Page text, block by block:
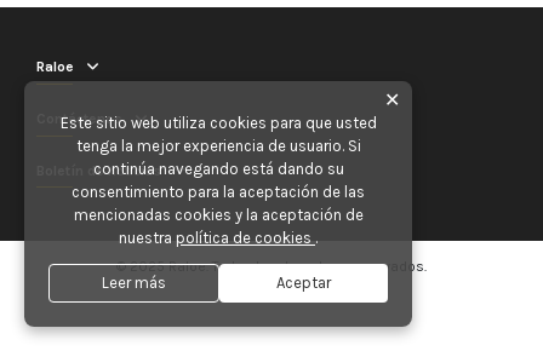
Raloe
Contáctenos
Boletín de noticias
© 2025 Raloe. Todos los derechos reservados.
✕
Este sitio web utiliza cookies para que usted
tenga la mejor experiencia de usuario. Si
continúa navegando está dando su
consentimiento para la aceptación de las
mencionadas cookies y la aceptación de
nuestra política de cookies .
Leer más Aceptar